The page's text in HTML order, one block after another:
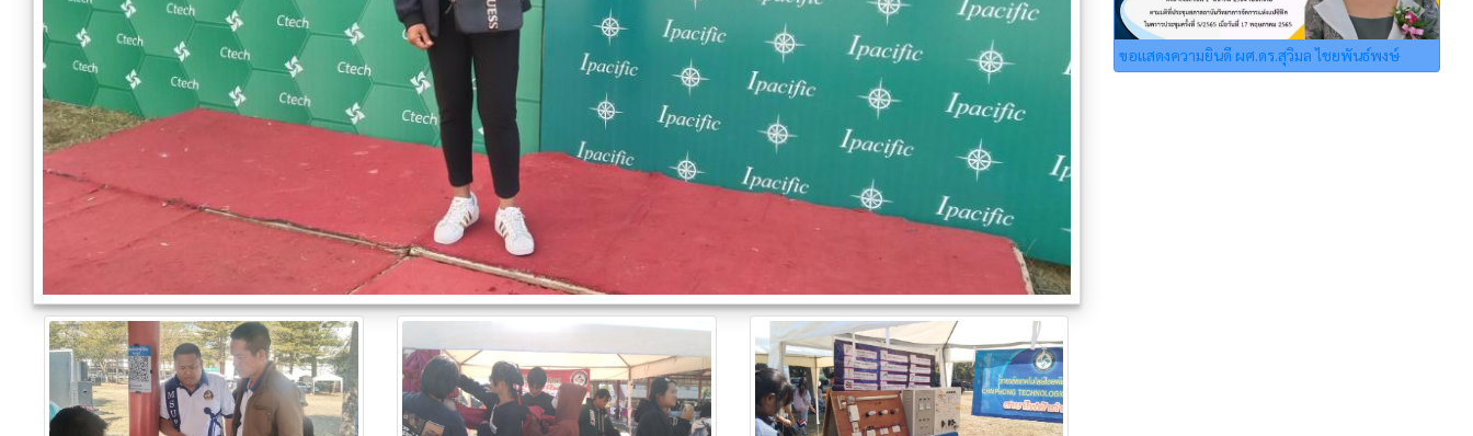
ขอแสดงความยินดี ผศ.ดร.สุวิมล ไชยพันธ์พงษ์